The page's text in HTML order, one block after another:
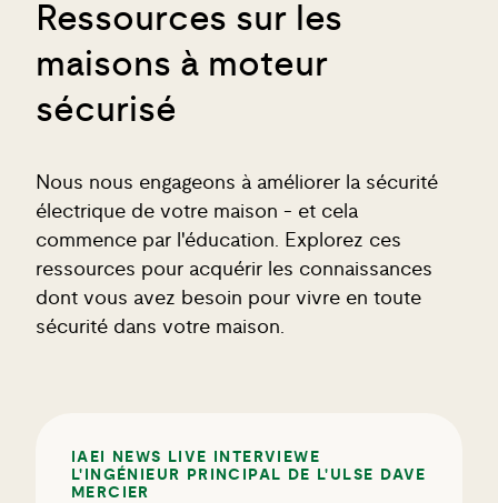
Ressources sur les
maisons à moteur
sécurisé
Nous nous engageons à améliorer la sécurité
électrique de votre maison - et cela
commence par l'éducation. Explorez ces
ressources pour acquérir les connaissances
dont vous avez besoin pour vivre en toute
sécurité dans votre maison.
IAEI NEWS LIVE INTERVIEWE
L'INGÉNIEUR PRINCIPAL DE L'ULSE DAVE
MERCIER